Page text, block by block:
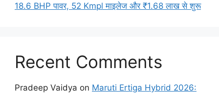
18.6 BHP पावर, 52 Kmpl माइलेज और ₹1.68 लाख से शुरू
Recent Comments
Pradeep Vaidya on Maruti Ertiga Hybrid 2026: